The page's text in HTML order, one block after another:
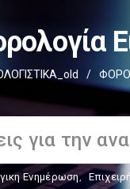
/
Ενημέρωση,